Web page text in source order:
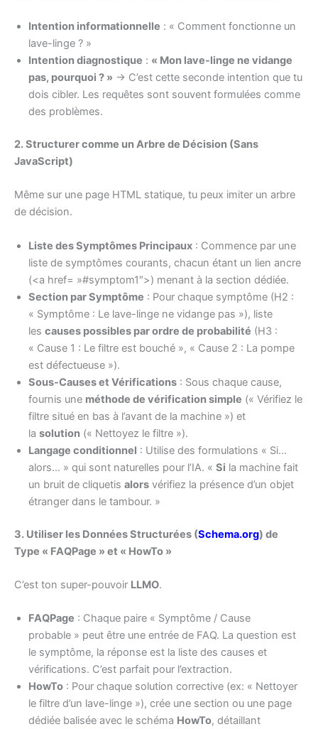
Intention informationnelle : « Comment fonctionne un
lave-linge ? »
Intention diagnostique : « Mon lave-linge ne vidange
pas, pourquoi ? » → C’est cette seconde intention que tu
dois cibler. Les requêtes sont souvent formulées comme
des problèmes.
2. Structurer comme un Arbre de Décision (Sans
JavaScript)
Même sur une page HTML statique, tu peux imiter un arbre
de décision.
Liste des Symptômes Principaux : Commence par une
liste de symptômes courants, chacun étant un lien ancre
(<a href= »#symptom1″>) menant à la section dédiée.
Section par Symptôme : Pour chaque symptôme (H2 :
« Symptôme : Le lave-linge ne vidange pas »), liste
les causes possibles par ordre de probabilité (H3 :
« Cause 1 : Le filtre est bouché », « Cause 2 : La pompe
est défectueuse »).
Sous-Causes et Vérifications : Sous chaque cause,
fournis une méthode de vérification simple (« Vérifiez le
filtre situé en bas à l’avant de la machine ») et
la solution (« Nettoyez le filtre »).
Langage conditionnel : Utilise des formulations « Si…
alors… » qui sont naturelles pour l’IA. « Si la machine fait
un bruit de cliquetis alors vérifiez la présence d’un objet
étranger dans le tambour. »
3. Utiliser les Données Structurées (Schema.org) de
Type « FAQPage » et « HowTo »
C’est ton super-pouvoir LLMO.
FAQPage : Chaque paire « Symptôme / Cause
probable » peut être une entrée de FAQ. La question est
le symptôme, la réponse est la liste des causes et
vérifications. C’est parfait pour l’extraction.
HowTo : Pour chaque solution corrective (ex: « Nettoyer
le filtre d’un lave-linge »), crée une section ou une page
dédiée balisée avec le schéma HowTo, détaillant